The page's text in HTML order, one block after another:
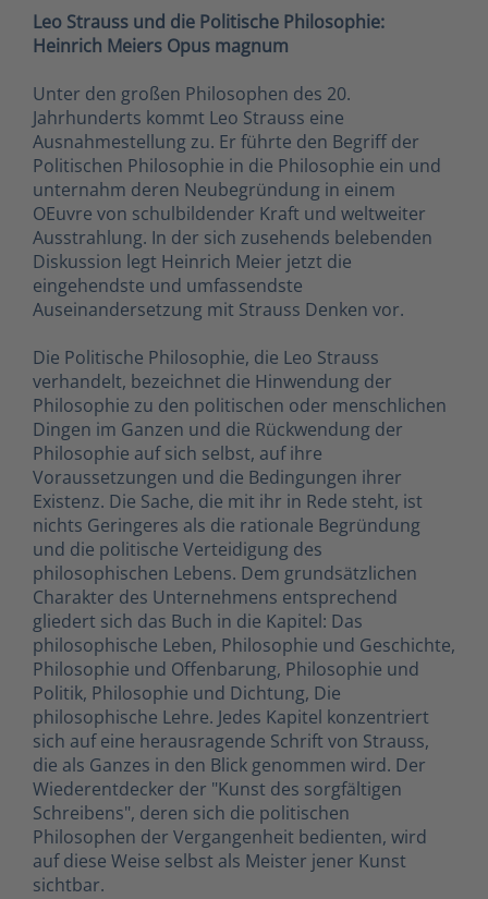
Leo Strauss und die Politische Philosophie:
Heinrich Meiers Opus magnum
Unter den großen Philosophen des 20.
Jahrhunderts kommt Leo Strauss eine
Ausnahmestellung zu. Er führte den Begriff der
Politischen Philosophie in die Philosophie ein und
unternahm deren Neubegründung in einem
OEuvre von schulbildender Kraft und weltweiter
Ausstrahlung. In der sich zusehends belebenden
Diskussion legt Heinrich Meier jetzt die
eingehendste und umfassendste
Auseinandersetzung mit Strauss Denken vor.
Die Politische Philosophie, die Leo Strauss
verhandelt, bezeichnet die Hinwendung der
Philosophie zu den politischen oder menschlichen
Dingen im Ganzen und die Rückwendung der
Philosophie auf sich selbst, auf ihre
Voraussetzungen und die Bedingungen ihrer
Existenz. Die Sache, die mit ihr in Rede steht, ist
nichts Geringeres als die rationale Begründung
und die politische Verteidigung des
philosophischen Lebens. Dem grundsätzlichen
Charakter des Unternehmens entsprechend
gliedert sich das Buch in die Kapitel: Das
philosophische Leben, Philosophie und Geschichte,
Philosophie und Offenbarung, Philosophie und
Politik, Philosophie und Dichtung, Die
philosophische Lehre. Jedes Kapitel konzentriert
sich auf eine herausragende Schrift von Strauss,
die als Ganzes in den Blick genommen wird. Der
Wiederentdecker der "Kunst des sorgfältigen
Schreibens", deren sich die politischen
Philosophen der Vergangenheit bedienten, wird
auf diese Weise selbst als Meister jener Kunst
sichtbar.